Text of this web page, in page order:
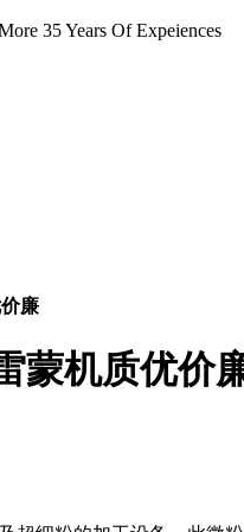
35 Years Of Expeiences
廉
蒙机质优价